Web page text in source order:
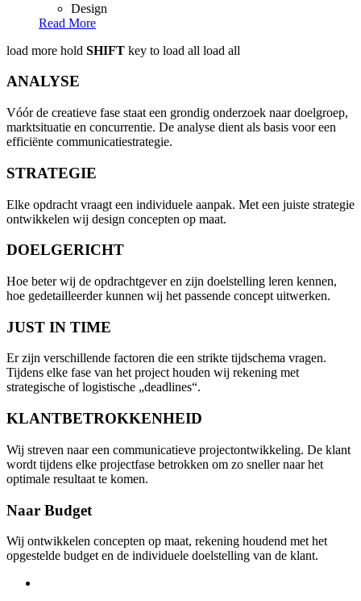
Design
Read More
load more hold SHIFT key to load all load all
ANALYSE
Vóór de creatieve fase staat een grondig onderzoek naar doelgroep,
marktsituatie en concurrentie. De analyse dient als basis voor een
efficiënte communicatiestrategie.
STRATEGIE
Elke opdracht vraagt een individuele aanpak. Met een juiste strategie
ontwikkelen wij design concepten op maat.
DOELGERICHT
Hoe beter wij de opdrachtgever en zijn doelstelling leren kennen,
hoe gedetailleerder kunnen wij het passende concept uitwerken.
JUST IN TIME
Er zijn verschillende factoren die een strikte tijdschema vragen.
Tijdens elke fase van het project houden wij rekening met
strategische of logistische „deadlines“.
KLANTBETROKKENHEID
Wij streven naar een communicatieve projectontwikkeling. De klant
wordt tijdens elke projectfase betrokken om zo sneller naar het
optimale resultaat te komen.
Naar Budget
Wij ontwikkelen concepten op maat, rekening houdend met het
opgestelde budget en de individuele doelstelling van de klant.